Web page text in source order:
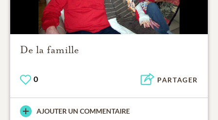
De la famille
0 PARTAGER
AJOUTER UN COMMENTAIRE